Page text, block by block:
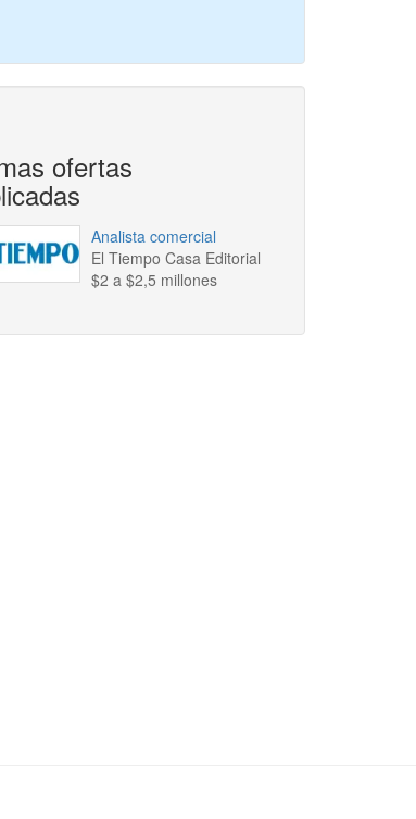
ofertas
Analista comercial
El Tiempo Casa Editorial
$2 a $2,5 millones